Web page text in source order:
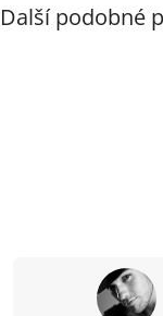
Další podobné